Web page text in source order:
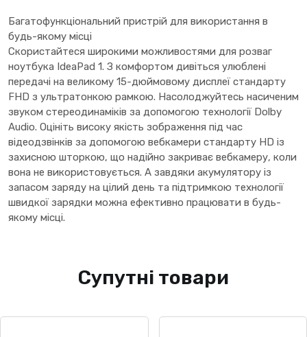
Багатофункціональний пристрій для використання в
будь-якому місці
Скористайтеся широкими можливостями для розваг
ноутбука IdeaPad 1. З комфортом дивіться улюблені
передачі на великому 15-дюймовому дисплеї стандарту
FHD з ультратонкою рамкою. Насолоджуйтесь насиченим
звуком стереодинаміків за допомогою технології Dolby
Audio. Оцініть високу якість зображення під час
відеодзвінків за допомогою вебкамери стандарту HD із
захисною шторкою, що надійно закриває вебкамеру, коли
вона не використовується. А завдяки акумулятору із
запасом заряду на цілий день та підтримкою технології
швидкої зарядки можна ефективно працювати в будь-
якому місці.
Супутні товари